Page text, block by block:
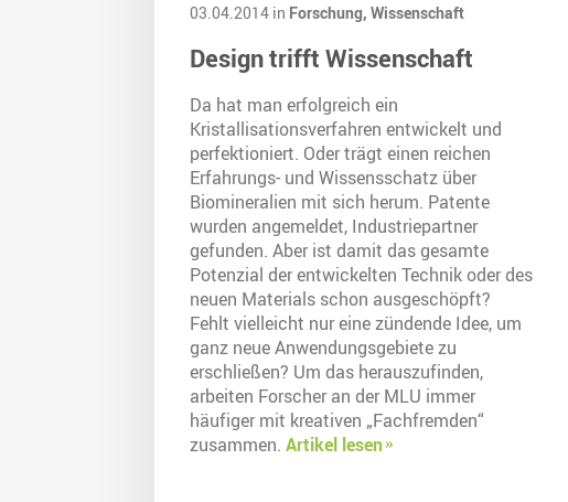
03.04.2014 in Forschung, Wissenschaft
Design trifft Wissenschaft
Da hat man erfolgreich ein
Kristallisationsverfahren entwickelt und
perfektioniert. Oder trägt einen reichen
Erfahrungs- und Wissensschatz über
Biomineralien mit sich herum. Patente
wurden angemeldet, Industriepartner
gefunden. Aber ist damit das gesamte
Potenzial der entwickelten Technik oder des
neuen Materials schon ausgeschöpft?
Fehlt vielleicht nur eine zündende Idee, um
ganz neue Anwendungsgebiete zu
erschließen? Um das herauszufinden,
arbeiten Forscher an der MLU immer
häufiger mit kreativen „Fachfremden“
zusammen. Artikel lesen